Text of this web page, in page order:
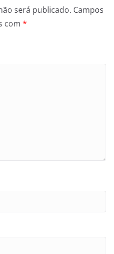
será publicado. Campos
com *